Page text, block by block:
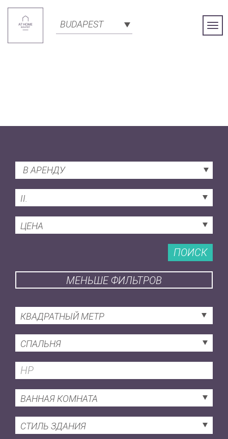
BUDAPEST
В АРЕНДУ
II.
ЦЕНА
ПОИСК
МЕНЬШЕ ФИЛЬТРОВ
КВАДРАТНЫЙ МЕТР
СПАЛЬНЯ
ВАННАЯ КОМНАТА
СТИЛЬ ЗДАНИЯ